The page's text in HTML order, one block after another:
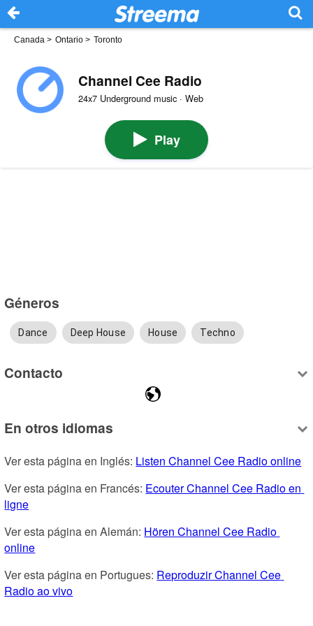
Canada > Ontario > Toronto
Channel Cee Radio
24x7 Underground music · Web
Play
Géneros
Dance Deep House House Techno
Contacto
En otros idiomas
Ver esta página en Inglés: Listen Channel Cee Radio online
Ver esta página en Francés: Ecouter Channel Cee Radio en
ligne
Ver esta página en Alemán: Hören Channel Cee Radio
online
Ver esta página en Portugues: Reproduzir Channel Cee
Radio ao vivo